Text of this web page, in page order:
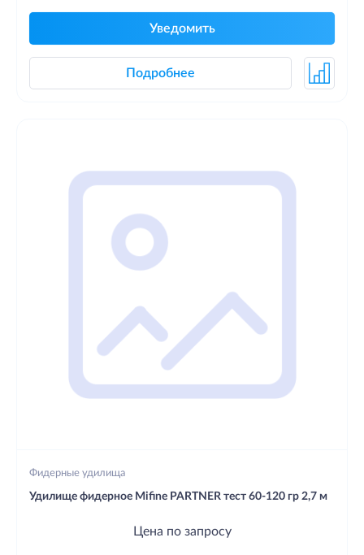
Уведомить
Подробнее
Фидерные удилища
Удилище фидерное Mifine PARTNER тест 60-120 гр 2,7 м
Цена по запросу